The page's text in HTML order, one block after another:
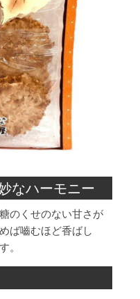
なハーモニー
のくせのない甘さが
ば嚙むほど香ばし
。